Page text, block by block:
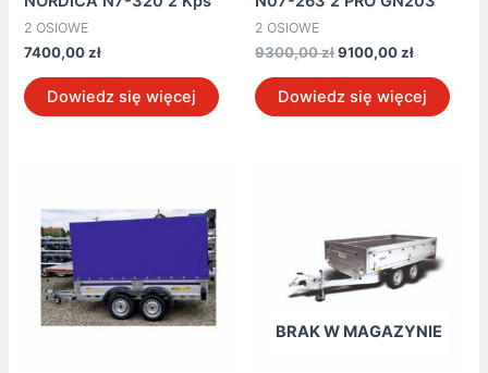
2 OSIOWE
7400,00zł
Dowiedz się więcej
2 OSIOWE
9300,00zł9100,00zł
Dowiedz się więcej
BRAK W MAGAZYNIE